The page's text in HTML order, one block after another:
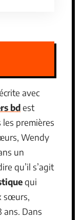
avec
bdest
premières
Wendy
un
qu’il s’agit
qui
sœurs,
ans. Dans